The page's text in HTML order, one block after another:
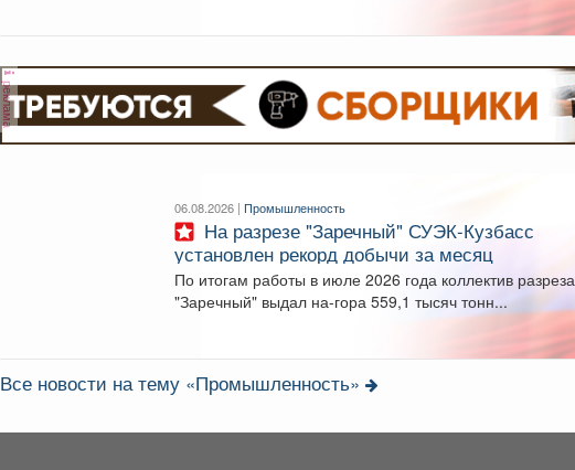
реклама
06.08.2026 |Промышленность
установлен рекорд добычи за месяц
По итогам работы в июле 2026 года коллектив разреза
"Заречный" выдал на-гора 559,1 тысяч тонн...
Все новости на тему «Промышленность»